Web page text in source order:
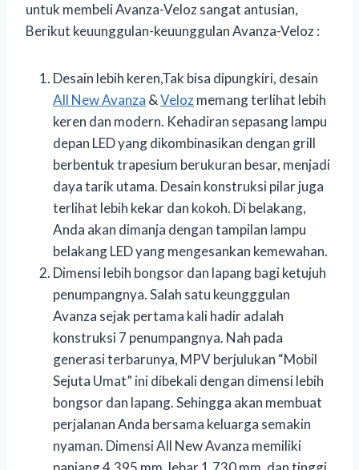
untuk membeli Avanza-Veloz sangat antusian,
Berikut keuunggulan-keuunggulan Avanza-Veloz :
Desain lebih keren,Tak bisa dipungkiri, desain
All New Avanza &Velozmemang terlihat lebih
keren dan modern. Kehadiran sepasang lampu
depan LED yang dikombinasikan dengan grill
berbentuk trapesium berukuran besar, menjadi
daya tarik utama. Desain konstruksi pilar juga
terlihat lebih kekar dan kokoh. Di belakang,
Anda akan dimanja dengan tampilan lampu
belakang LED yang mengesankan kemewahan.
Dimensi lebih bongsor dan lapang bagi ketujuh
penumpangnya. Salah satu keungggulan
Avanza sejak pertama kali hadir adalah
konstruksi 7 penumpangnya. Nah pada
generasi terbarunya, MPV berjulukan “Mobil
Sejuta Umat” ini dibekali dengan dimensi lebih
bongsor dan lapang. Sehingga akan membuat
perjalanan Anda bersama keluarga semakin
nyaman. Dimensi All New Avanza memiliki